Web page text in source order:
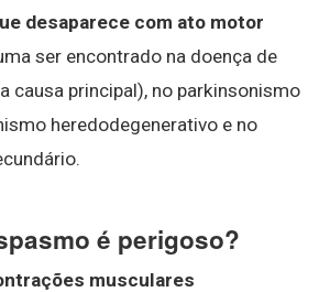
desaparece com ato motor
ser encontrado na doença de
causa principal), no parkinsonismo
heredodegenerativo e no
é perigoso?
musculares